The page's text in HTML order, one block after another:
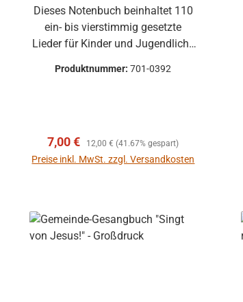
Dieses Notenbuch beinhaltet 110
ein- bis vierstimmig gesetzte
Lieder für Kinder und Jugendliche
Text und Satz korrigiert. Eine
große Anzahl der Lieder ist neu!
Liedern dieses Notenbuches einem
jeden Teilnehmer immer klareren
Blick auf Jesus Christus
Produktnummer:701-0392
Verkaufspreis:
7,00 € Regulärer Preis:
12,00 € (41.67% gespart)
Preise inkl. MwSt. zzgl. Versandkosten